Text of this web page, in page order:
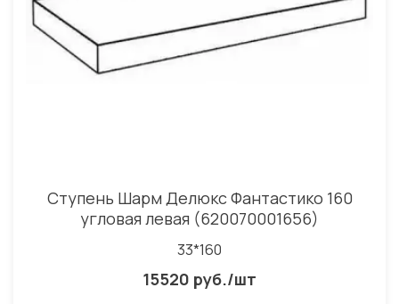
Ступень Шарм Делюкс Фантастико 160
угловая левая (620070001656)
33*160
15520 руб./шт